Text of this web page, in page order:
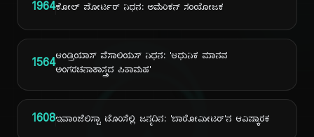
1964ಕೋಲ್ ಪೋರ್ಟರ್ ನಿಧನ: ಅಮೆರಿಕನ್ ಸಂಯೋಜಕ
1564ಆಂಡ್ರಿಯಾಸ್ ವೆಸಾಲಿಯಸ್ ನಿಧನ: 'ಆಧುನಿಕ ಮಾನವ
ಅಂಗರಚನಾಶಾಸ್ತ್ರದ ಪಿತಾಮಹ'
1608ಇವಾಂಜೆಲಿಸ್ಟಾ ಟೊರಿಸೆಲ್ಲಿ ಜನ್ಮದಿನ: 'ಬಾರೋಮೀಟರ್'ನ ಆವಿಷ್ಕಾರಕ